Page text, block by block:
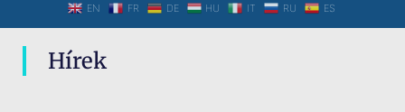
EN FR DE HU IT RU ES
Hírek